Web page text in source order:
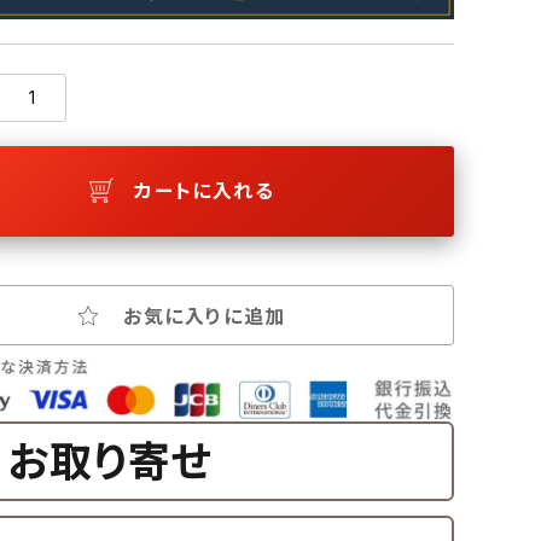
カートに入れる
お気に入りに追加
お取り寄せ